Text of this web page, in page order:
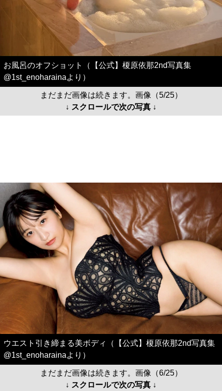
お風呂のオフショット（【公式】榎原依那2nd写真集
@1st_enoharainaより）
まだまだ画像は続きます。画像（5/25）
↓ スクロールで次の写真 ↓
ウエスト引き締まる美ボディ（【公式】榎原依那2nd写真集
@1st_enoharainaより）
まだまだ画像は続きます。画像（6/25）
↓ スクロールで次の写真 ↓